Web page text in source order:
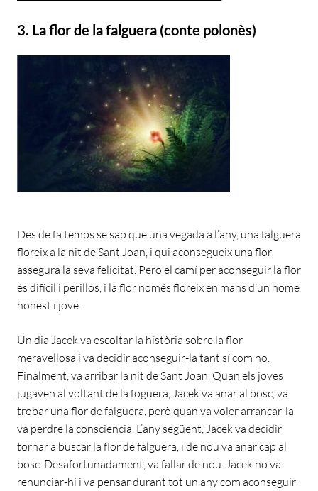
3. La flor de la falguera (conte polonès)
Des de fa temps se sap que una vegada a l’any, una falguera
floreix a la nit de Sant Joan, i qui aconsegueix una flor
assegura la seva felicitat. Però el camí per aconseguir la flor
és difícil i perillós, i la flor només floreix en mans d’un home
honest i jove.
Un dia Jacek va escoltar la història sobre la flor
meravellosa i va decidir aconseguir-la tant sí com no.
Finalment, va arribar la nit de Sant Joan. Quan els joves
jugaven al voltant de la foguera, Jacek va anar al bosc, va
trobar una flor de falguera, però quan va voler arrancar-la
va perdre la consciència. L’any següent, Jacek va decidir
tornar a buscar la flor de falguera, i de nou va anar cap al
bosc. Desafortunadament, va fallar de nou. Jacek no va
renunciar-hi i va pensar durant tot un any com aconseguir